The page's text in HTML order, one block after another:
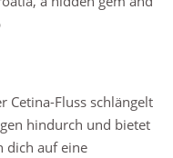
Cetina-Fluss schlängelt
hindurch und bietet
dich auf eine